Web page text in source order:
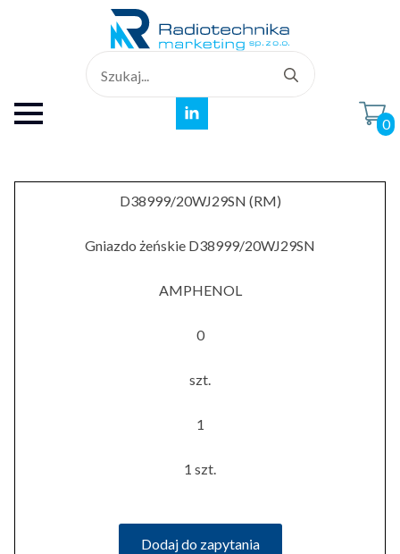
for:
0
D38999/20WJ29SN (RM)
Gniazdo żeńskie D38999/20WJ29SN
AMPHENOL
0
szt.
1
1 szt.
Dodaj do zapytania